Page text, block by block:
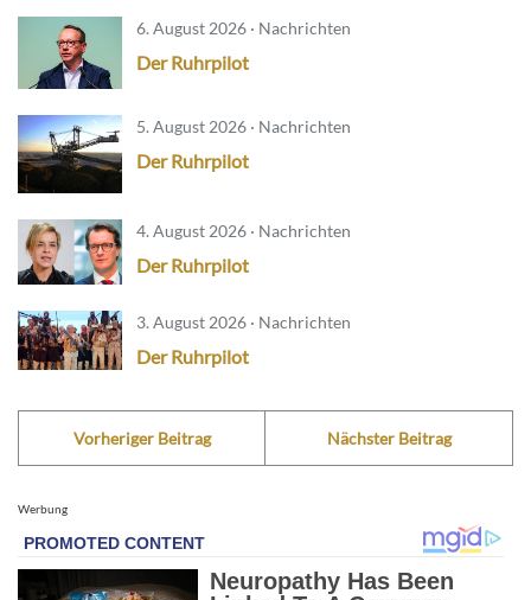
6. August 2026 · Nachrichten
Der Ruhrpilot
5. August 2026 · Nachrichten
Der Ruhrpilot
4. August 2026 · Nachrichten
Der Ruhrpilot
3. August 2026 · Nachrichten
Der Ruhrpilot
Vorheriger Beitrag Nächster Beitrag
Werbung